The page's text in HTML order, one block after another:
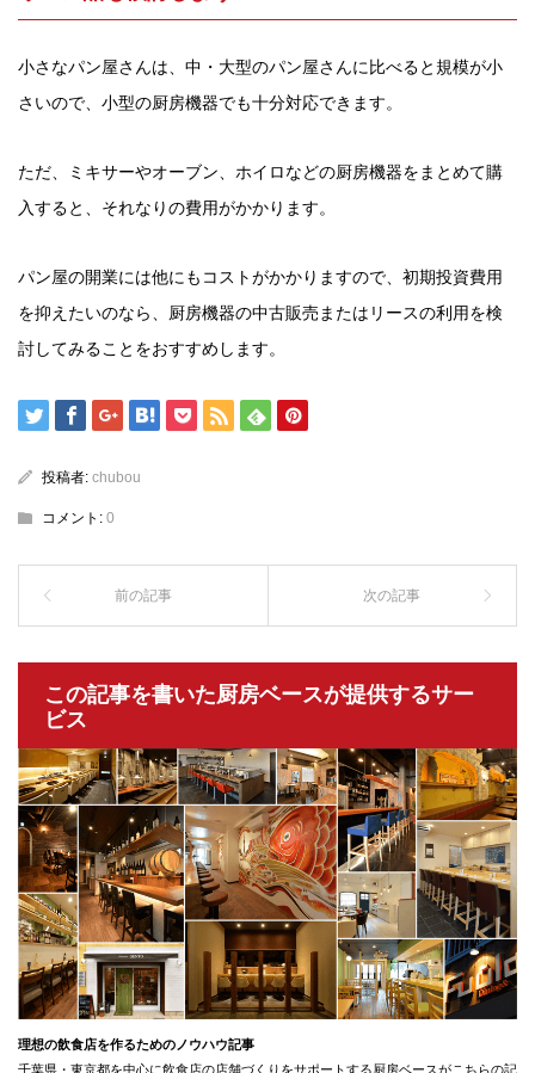
小さなパン屋さんは、中・大型のパン屋さんに比べると規模が小
さいので、小型の厨房機器でも十分対応できます。
ただ、ミキサーやオーブン、ホイロなどの厨房機器をまとめて購
入すると、それなりの費用がかかります。
パン屋の開業には他にもコストがかかりますので、初期投資費用
を抑えたいのなら、厨房機器の中古販売またはリースの利用を検
討してみることをおすすめします。
投稿者: chubou
コメント: 0
この記事を書いた厨房ベースが提供するサー
ビス
理想の飲食店を作るためのノウハウ記事
千葉県・東京都を中心に飲食店の店舗づくりをサポートする厨房ベースがこちらの記